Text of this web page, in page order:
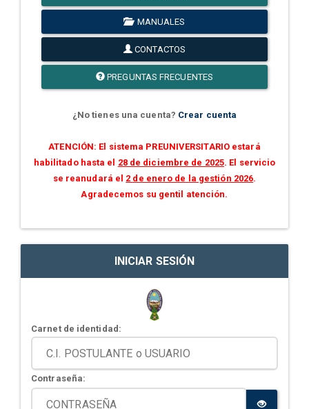
MANUALES
CONTACTOS
PREGUNTAS FRECUENTES
¿No tienes una cuenta? Crear cuenta
ATENCIÓN: El sistema PREUNIVERSITARIO estará
habilitado hasta el 28 de diciembre de 2025. El servicio
se reanudará el 2 de enero de la gestión 2026.
Agradecemos su gentil atención.
INICIAR SESIÓN
Carnet de identidad:
Contraseña: